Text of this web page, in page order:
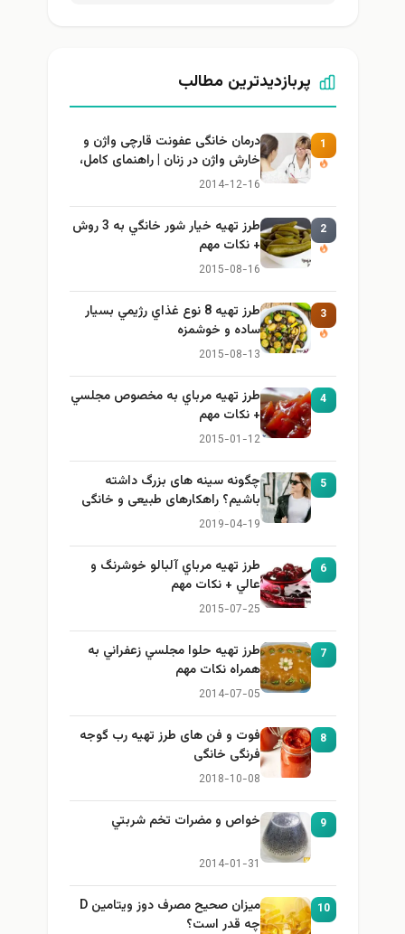
پربازدیدترین مطالب
1
درمان خانگی عفونت قارچی واژن و
خارش واژن در زنان | راهنمای کامل،
ایمن و کاربردی
2014-12-16
2
طرز تهيه خیار شور خانگي به 3 روش
+ نكات مهم
2015-08-16
3
طرز تهيه 8 نوع غذاي رژيمي بسيار
ساده و خوشمزه
2015-08-13
4
طرز تهيه مرباي به مخصوص مجلسي
+ نكات مهم
2015-01-12
5
چگونه سینه های بزرگ داشته
باشیم؟ راهکارهای طبیعی و خانگی
برای بزرگ کردن سینه
2019-04-19
6
طرز تهيه مرباي آلبالو خوشرنگ و
عالي + نكات مهم
2015-07-25
7
طرز تهيه حلوا مجلسي زعفراني به
همراه نكات مهم
2014-07-05
8
فوت و فن های طرز تهیه رب گوجه
فرنگی خانگی
2018-10-08
9 خواص و مضرات تخم شربتي
2014-01-31
10
میزان صحیح مصرف دوز ویتامین D
چه قدر است؟